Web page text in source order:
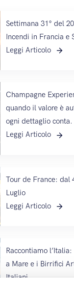
Settimana 31° del
Incendi in Francia e
Leggi Articolo
Champagne
quando il valore è
ogni dettaglio conta.
Leggi Articolo
Tour de France: dal
Luglio
Leggi Articolo
Raccontiamo
a Mare e i Birrifici
Italiani